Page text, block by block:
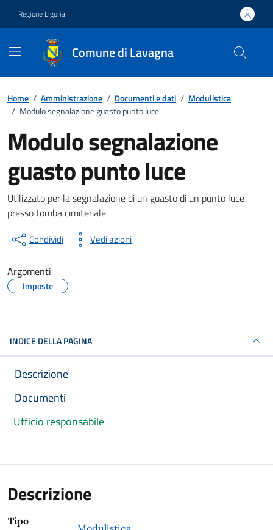
Regione Liguria
Comune di Lavagna
Home / Amministrazione / Documenti e dati / Modulistica
/ Modulo segnalazione guasto punto luce
Modulo segnalazione
guasto punto luce
Documento pubblico
Utilizzato per la segnalazione di un guasto di un punto luce
presso tomba cimiteriale
Condividi Vedi azioni
Argomenti
Imposte
INDICE DELLA PAGINA
Descrizione
Documenti
Ufficio responsabile
Descrizione
Tipo